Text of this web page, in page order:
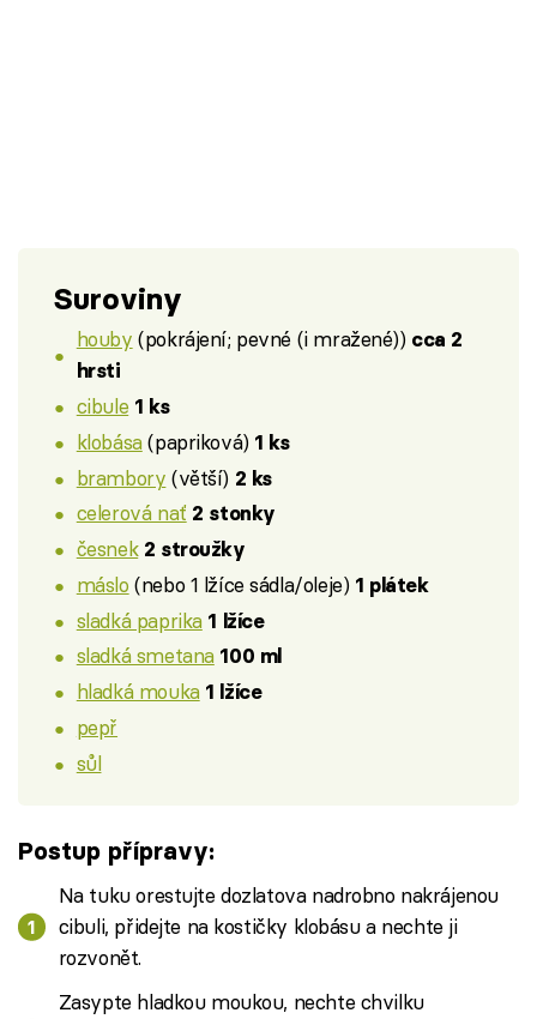
Suroviny
houby (pokrájení; pevné (i mražené)) cca 2
hrsti
cibule 1 ks
klobása(papriková) 1 ks
brambory (větší) 2 ks
celerová nať 2 stonky
česnek 2 stroužky
máslo (nebo 1 lžíce sádla/oleje) 1 plátek
sladká paprika 1 lžíce
sladká smetana 100 ml
hladká mouka 1 lžíce
pepř
sůl
Postup přípravy:
Na tuku orestujte dozlatova nadrobno nakrájenou
cibuli, přidejte na kostičky klobásu a nechte ji
rozvonět.
Zasypte hladkou moukou, nechte chvilku